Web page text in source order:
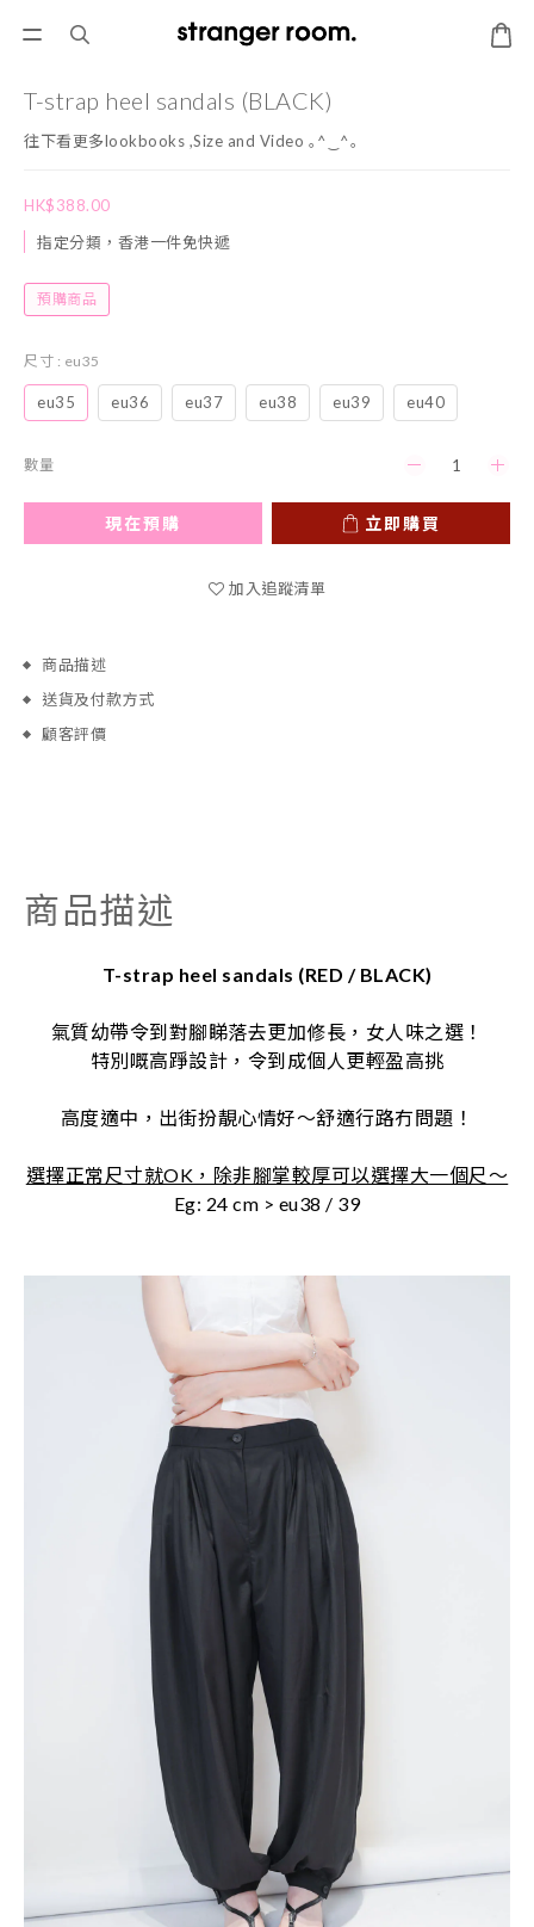
T-strap heel sandals (BLACK)
往下看更多lookbooks ,Size and Video ｡^‿^｡
HK$388.00
指定分類，香港一件免快遞
預購商品
尺寸 : eu35
eu35 eu36 eu37 eu38 eu39 eu40
數量
現在預購 立即購買
加入追蹤清單
商品描述
送貨及付款方式
顧客評價
商品描述
T-strap heel sandals (RED / BLACK)
氣質幼帶令到對腳睇落去更加修長，女人味之選！
特別嘅高踭設計，令到成個人更輕盈高挑
高度適中，出街扮靚心情好～舒適行路冇問題！
選擇正常尺寸就OK，除非腳掌較厚可以選擇大一個尺～
Eg: 24 cm > eu38 / 39